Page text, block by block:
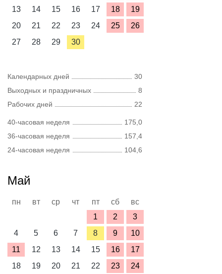
13
14 15 16 17 18
19
20
21 22 23 24 25
26
27
28 29 30
Календарных дней
30
Выходных и праздничных
8
Рабочих дней
22
40-часовая неделя
175,0
36-часовая неделя
157,4
24-часовая неделя
104,6
Май
пн вт ср чт пт сб
вс
1
2
3
4
5 6 7 8 9
10
11
12 13 14 15 16
17
18
19 20 21 22 23
24